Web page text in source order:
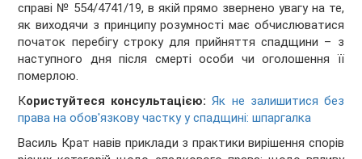
справі № 554/4741/19, в якій прямо звернено увагу на те,
як виходячи з принципу розумності має обчислюватися
початок перебігу строку для прийняття спадщини – з
наступного дня після смерті особи чи оголошення її
померлою.
Користуйтеся консультацією:Як не залишитися без
права на обов'язкову частку у спадщині: шпаргалка
Василь Крат навів приклади з практики вирішення спорів